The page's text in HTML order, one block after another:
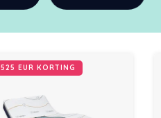
525 EUR KORTING